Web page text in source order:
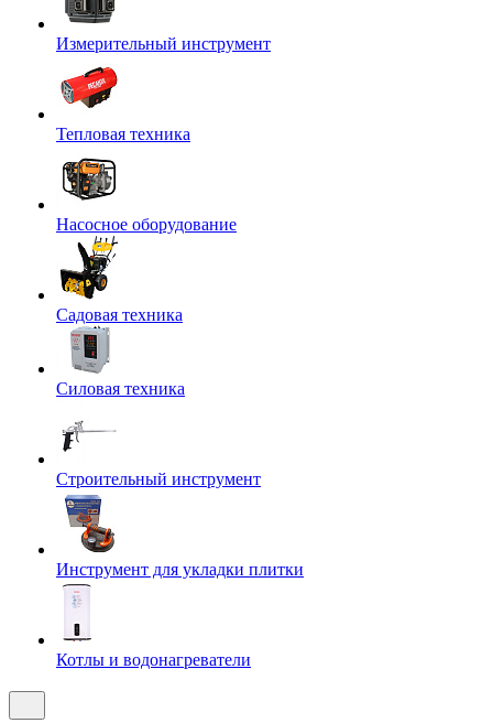
Измерительный инструмент
Тепловая техника
Насосное оборудование
Садовая техника
Силовая техника
Строительный инструмент
Инструмент для укладки плитки
Котлы и водонагреватели